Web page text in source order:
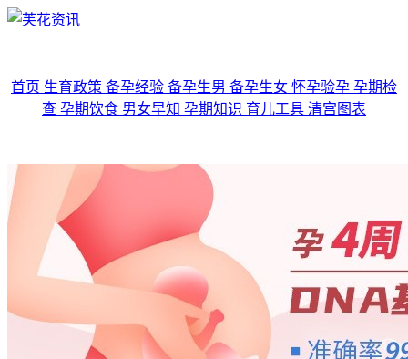
首页 生育政策 备孕经验 备孕生男 备孕生女 怀孕验孕 孕期检
查 孕期饮食 男女早知 孕期知识 育儿工具 清宫图表